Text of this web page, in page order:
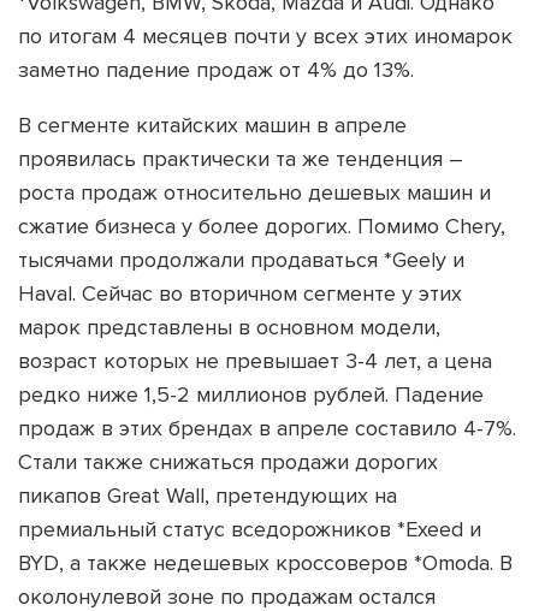
по итогам 4 месяцев почти у всех этих иномарок
заметно падение продаж от 4% до 13%.
В сегменте китайских машин в апреле
проявилась практически та же тенденция –
роста продаж относительно дешевых машин и
сжатие бизнеса у более дорогих. Помимо Chery,
тысячами продолжали продаваться *Geely и
Haval. Сейчас во вторичном сегменте у этих
марок представлены в основном модели,
возраст которых не превышает 3-4 лет, а цена
редко ниже 1,5-2 миллионов рублей. Падение
продаж в этих брендах в апреле составило 4-7%.
Стали также снижаться продажи дорогих
пикапов Great Wall, претендующих на
премиальный статус вседорожников *Exeed и
BYD, а также недешевых кроссоверов *Omoda. В
околонулевой зоне по продажам остался